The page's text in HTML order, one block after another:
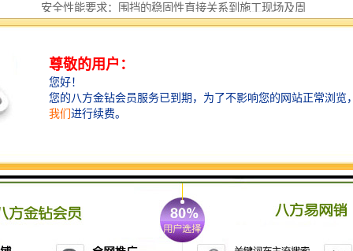
安全性能要求：围挡的稳固性直接关系到施工现场及周
边人员的安全。
在选型时，需评估围挡的抗风能力、抗冲击性能以及整
体结构的稳定性。
特别是在气候多变地区或人流密集区域，围挡的安全性
挡往往还有更多功能性要求。
例如，是否需要围挡具备隔音降噪功能，是否需要设置
观察窗口，是否需要考虑照明安装等。
这些功能需求应在选型初期就明确下来。